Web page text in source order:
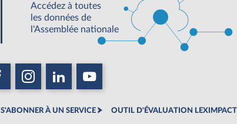
Accédez à toutes
les données de
l'Assemblée nationale
S'ABONNER À UN SERVICE OUTIL D'ÉVALUATION LEXIMPACT